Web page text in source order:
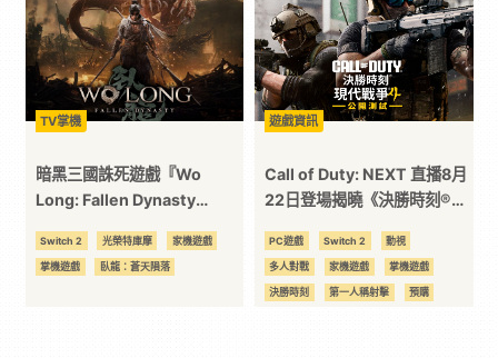
TV掌機
暗黑三國誅死遊戲『Wo
Long: Fallen Dynasty
Nintendo Switch™ 2版於本
日起開放下載版預購！
Switch 2 光榮特庫摩 家機遊戲
掌機遊戲 臥龍：蒼天隕落
遊戲資訊
Call of Duty: NEXT 直播8月
22日登場揭曉《決勝時刻®：
PC遊戲 Switch 2 動視
多人對戰 家機遊戲 掌機遊戲
決勝時刻 第一人稱射擊 預購